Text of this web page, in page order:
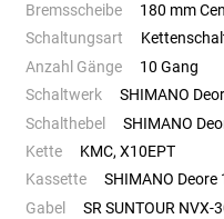
Bremsscheibe
180 mm
Schaltungsart
Anzahl Gänge
10 Gang
Schaltwerk
SHIMANO
Schalthebel
SHIMANO
Kette
KMC, X10EPT
Kassette
SHIMANO
Gabel
SR SUNTOUR NVX-